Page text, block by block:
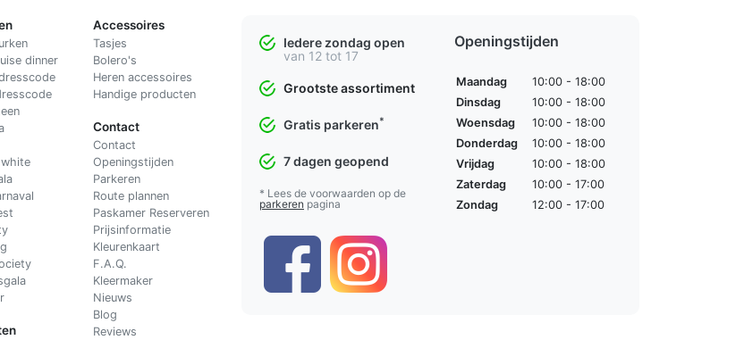
dinner
Accessoires
Tasjes
Bolero's
Heren accessoires
Handige producten
Contact
Contact
Openingstijden
Parkeren
Route plannen
Paskamer Reserveren
Prijsinformatie
Kleurenkaart
F.A.Q.
Kleermaker
Nieuws
Blog
Reviews
Iedere zondag open
van 12 tot 17
Grootste assortiment
Gratis parkeren*
7 dagen geopend
* Lees de voorwaarden op de
parkeren pagina
Openingstijden
Maandag
10:00 - 18:00
Dinsdag
10:00 - 18:00
Woensdag
10:00 - 18:00
Donderdag
10:00 - 18:00
Vrijdag
10:00 - 18:00
Zaterdag
10:00 - 17:00
Zondag
12:00 - 17:00